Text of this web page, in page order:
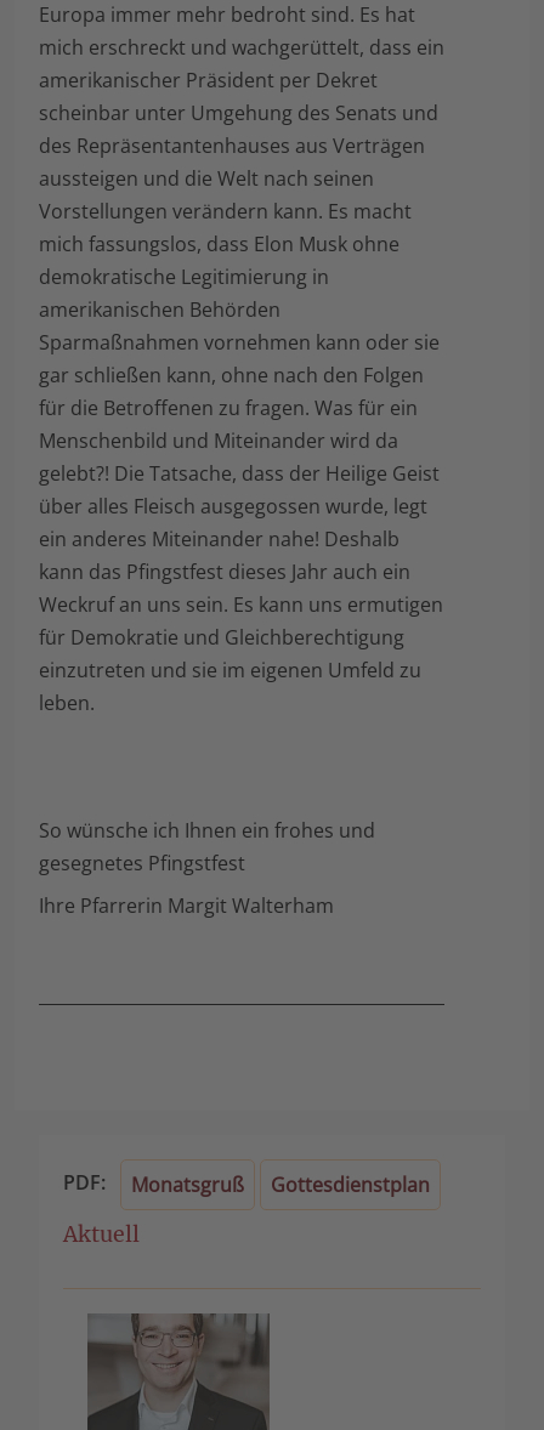
Europa immer mehr bedroht sind. Es hat
mich erschreckt und wachgerüttelt, dass ein
amerikanischer Präsident per Dekret
scheinbar unter Umgehung des Senats und
des Repräsentantenhauses aus Verträgen
aussteigen und die Welt nach seinen
Vorstellungen verändern kann. Es macht
mich fassungslos, dass Elon Musk ohne
demokratische Legitimierung in
amerikanischen Behörden
Sparmaßnahmen vornehmen kann oder sie
gar schließen kann, ohne nach den Folgen
für die Betroffenen zu fragen. Was für ein
Menschenbild und Miteinander wird da
gelebt?! Die Tatsache, dass der Heilige Geist
über alles Fleisch ausgegossen wurde, legt
ein anderes Miteinander nahe! Deshalb
kann das Pfingstfest dieses Jahr auch ein
Weckruf an uns sein. Es kann uns ermutigen
für Demokratie und Gleichberechtigung
einzutreten und sie im eigenen Umfeld zu
leben.
So wünsche ich Ihnen ein frohes und
gesegnetes Pfingstfest
Ihre Pfarrerin Margit Walterham
PDF: Monatsgruß
Gottesdienstplan
Aktuell